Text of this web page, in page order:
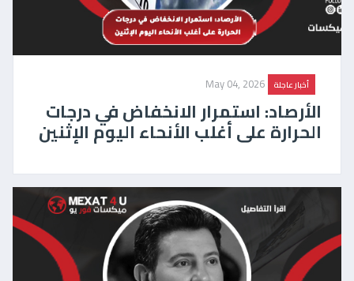
أخبار عاجلة May 04, 2026
الأرصاد: استمرار الانخفاض في درجات
الحرارة على أغلب الأنحاء اليوم الإثنين